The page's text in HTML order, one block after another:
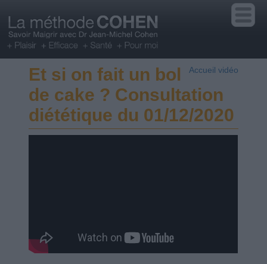
Accueil vidéo
Et si on fait un bol
de cake ? Consultation
diététique du 01/12/2020